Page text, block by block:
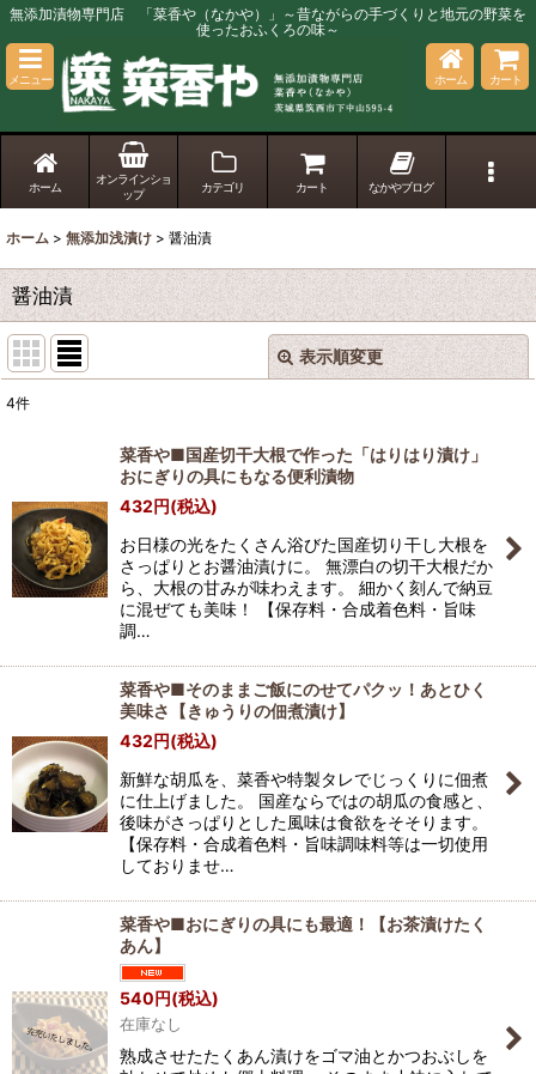
無添加漬物専門店 「菜香や（なかや）」～昔ながらの手づくりと地元の野菜を
使ったおふくろの味～
メニュー ホーム カート
ホーム
オンラインショ
ップ
カテゴリ カート なかやブログ
ホーム > 無添加浅漬け > 醤油漬
醤油漬
表示順変更
絞り込む
閉じる
4件
菜香や■国産切干大根で作った「はりはり漬け」
おにぎりの具にもなる便利漬物
432円(税込)
お日様の光をたくさん浴びた国産切り干し大根を
さっぱりとお醤油漬けに。 無漂白の切干大根だか
ら、大根の甘みが味わえます。 細かく刻んで納豆
に混ぜても美味！ 【保存料・合成着色料・旨味
調…
菜香や■そのままご飯にのせてパクッ！あとひく
美味さ【きゅうりの佃煮漬け】
432円(税込)
新鮮な胡瓜を、菜香や特製タレでじっくりに佃煮
に仕上げました。 国産ならではの胡瓜の食感と、
後味がさっぱりとした風味は食欲をそそります。
【保存料・合成着色料・旨味調味料等は一切使用
しておりませ…
菜香や■おにぎりの具にも最適！【お茶漬けたく
あん】
540円(税込)
在庫なし
熟成させたたくあん漬けをゴマ油とかつおぶしを